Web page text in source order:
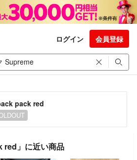
ログイン 会員登録
pack red
red」に近い商品